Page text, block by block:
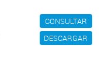
CONSULTAR
DESCARGAR